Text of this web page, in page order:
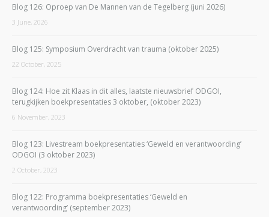
Blog 126: Oproep van De Mannen van de Tegelberg (juni 2026)
3 June, 2026
Blog 125: Symposium Overdracht van trauma (oktober 2025)
22 October, 2025
Blog 124: Hoe zit Klaas in dit alles, laatste nieuwsbrief ODGOI,
terugkijken boekpresentaties 3 oktober, (oktober 2023)
6 November, 2023
Blog 123: Livestream boekpresentaties ‘Geweld en verantwoording’
ODGOI (3 oktober 2023)
2 October, 2023
Blog 122: Programma boekpresentaties ‘Geweld en
verantwoording’ (september 2023)